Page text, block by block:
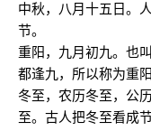
中秋，八月十五日。
节。
重阳，九月初九。也
都逢九，所以称为重
冬至，农历冬至，公
至。古人把冬至看成